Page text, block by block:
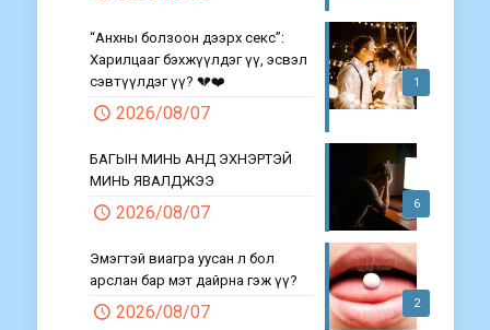
1
“Анхны болзоон дээрх секс”:
Харилцааг бэхжүүлдэг үү, эсвэл
сэвтүүлдэг үү? 💔❤️
2026/08/07
6
БАГЫН МИНЬ АНД ЭХНЭРТЭЙ
МИНЬ ЯВАЛДЖЭЭ
2026/08/07
2
Эмэгтэй виагра уусан л бол
арслан бар мэт дайрна гэж үү?
2026/08/07